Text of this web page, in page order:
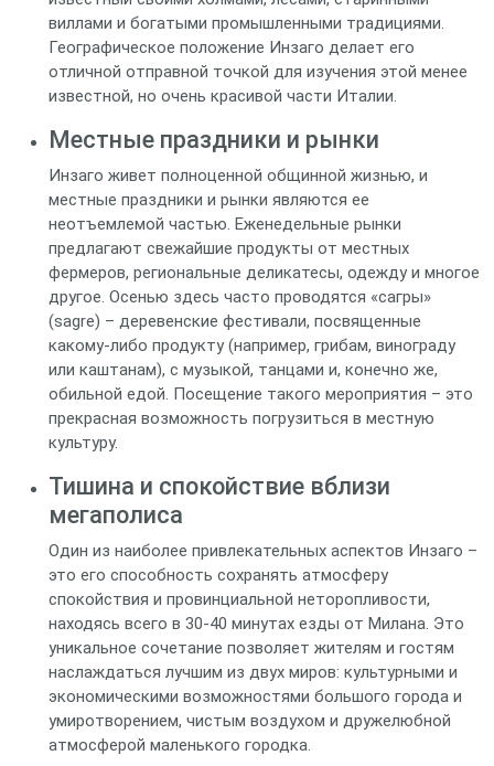
виллами и богатыми промышленными традициями.
Географическое положение Инзаго делает его
отличной отправной точкой для изучения этой менее
известной, но очень красивой части Италии.
Местные праздники и рынки
Инзаго живет полноценной общинной жизнью, и
местные праздники и рынки являются ее
неотъемлемой частью. Еженедельные рынки
предлагают свежайшие продукты от местных
фермеров, региональные деликатесы, одежду и многое
другое. Осенью здесь часто проводятся «сагры»
(sagre) – деревенские фестивали, посвященные
какому-либо продукту (например, грибам, винограду
или каштанам), с музыкой, танцами и, конечно же,
обильной едой. Посещение такого мероприятия – это
прекрасная возможность погрузиться в местную
культуру.
Тишина и спокойствие вблизи
мегаполиса
Один из наиболее привлекательных аспектов Инзаго –
это его способность сохранять атмосферу
спокойствия и провинциальной неторопливости,
находясь всего в 30-40 минутах езды от Милана. Это
уникальное сочетание позволяет жителям и гостям
наслаждаться лучшим из двух миров: культурными и
экономическими возможностями большого города и
умиротворением, чистым воздухом и дружелюбной
атмосферой маленького городка.